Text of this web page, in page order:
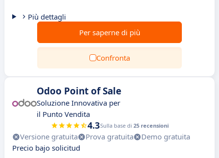
Più dettagli
Per saperne di più
Confronta
Odoo Point of Sale
Soluzione Innovativa per
il Punto Vendita
4.3Sulla base di 25 recensioni
Versione gratuita Prova gratuita
Demo gratuita
Precio bajo solicitud